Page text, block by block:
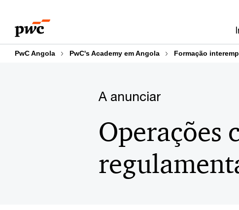
content
footer
PwC Angola PwC's Academy em Angola Formação
A anunciar
Operações